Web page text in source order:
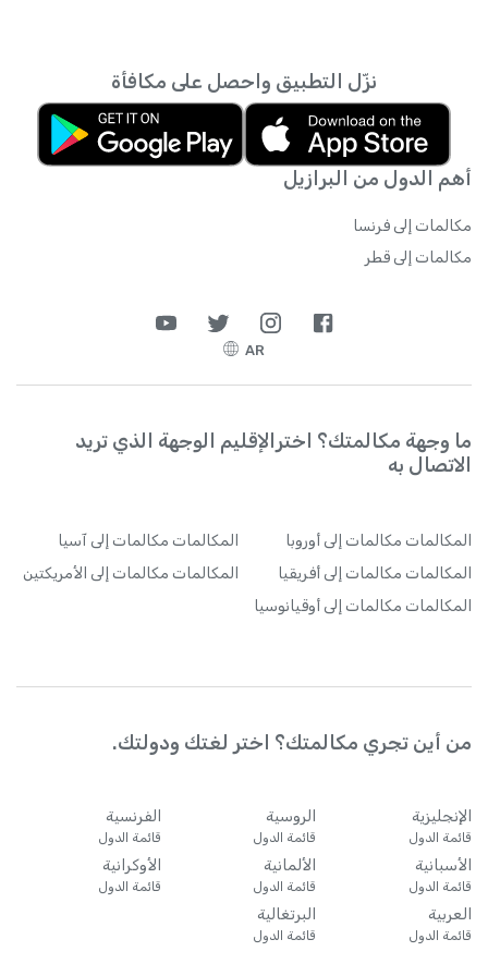
أهم الدول من البرازيل
مكالمات إلى فرنسا
مكالمات إلى قطر
نزّل التطبيق واحصل على مكافأة
AR
ما وجهة مكالمتك؟ اخترالإقليم الوجهة الذي تريد
الاتصال به
المكالمات مكالمات إلى أوروبا المكالمات مكالمات إلى آسيا
المكالمات مكالمات إلى أفريقيا المكالمات مكالمات إلى الأمريكتين
المكالمات مكالمات إلى أوقيانوسيا
من أين تجري مكالمتك؟ اختر لغتك ودولتك.
الإنجليزية
قائمة الدول
الروسية
قائمة الدول
الفرنسية
قائمة الدول
الأسبانية
قائمة الدول
الألمانية
قائمة الدول
الأوكرانية
قائمة الدول
العربية
قائمة الدول
البرتغالية
قائمة الدول